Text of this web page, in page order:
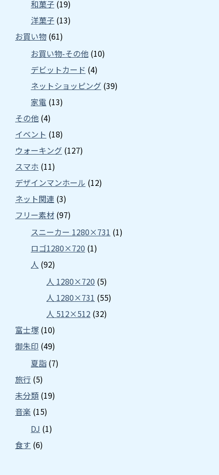
和菓子 (19)
洋菓子 (13)
お買い物 (61)
お買い物-その他 (10)
デビットカード (4)
ネットショッピング (39)
家電 (13)
その他 (4)
イベント (18)
ウォーキング (127)
スマホ (11)
デザインマンホール (12)
ネット関連 (3)
フリー素材 (97)
スニーカー 1280×731 (1)
ロゴ1280×720 (1)
人 (92)
人 1280×720 (5)
人 1280×731 (55)
人 512×512 (32)
富士塚 (10)
御朱印 (49)
夏詣 (7)
旅行 (5)
未分類 (19)
音楽 (15)
DJ (1)
食す (6)